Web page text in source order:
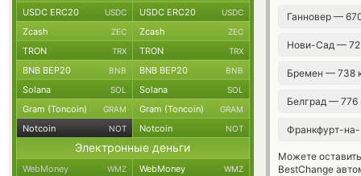
Ганновер —
Нови-Сад —
Бремен — 738
Белград —
Франкфурт-
Можете
BestChange
USDC ERC20 USDC USDC ERC20 USDC
Zcash ZEC Zcash ZEC
TRON TRX TRON TRX
BNB BEP20 BNB BNB BEP20 BNB
Solana SOL Solana SOL
Gram (Toncoin) GRAM Gram (Toncoin) GRAM
Notcoin NOT Notcoin NOT
Электронные деньги
WebMoney WMZ WebMoney WMZ